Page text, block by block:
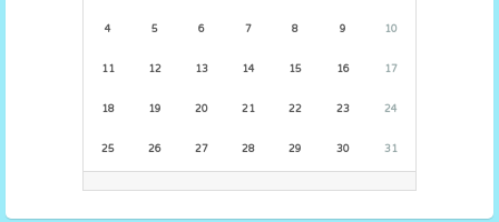
4 5 6 7 8 9 10
11 12 13 14 15 16 17
18 19 20 21 22 23 24
25 26 27 28 29 30 31